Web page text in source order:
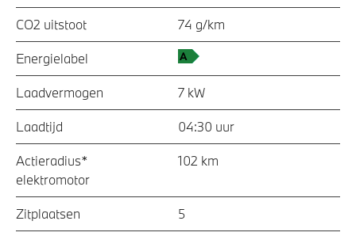
CO2 uitstoot 74 g/km
Energielabel
Laadvermogen 7 kW
Laadtijd 04:30 uur
Actieradius*
elektromotor
102 km
Zitplaatsen 5